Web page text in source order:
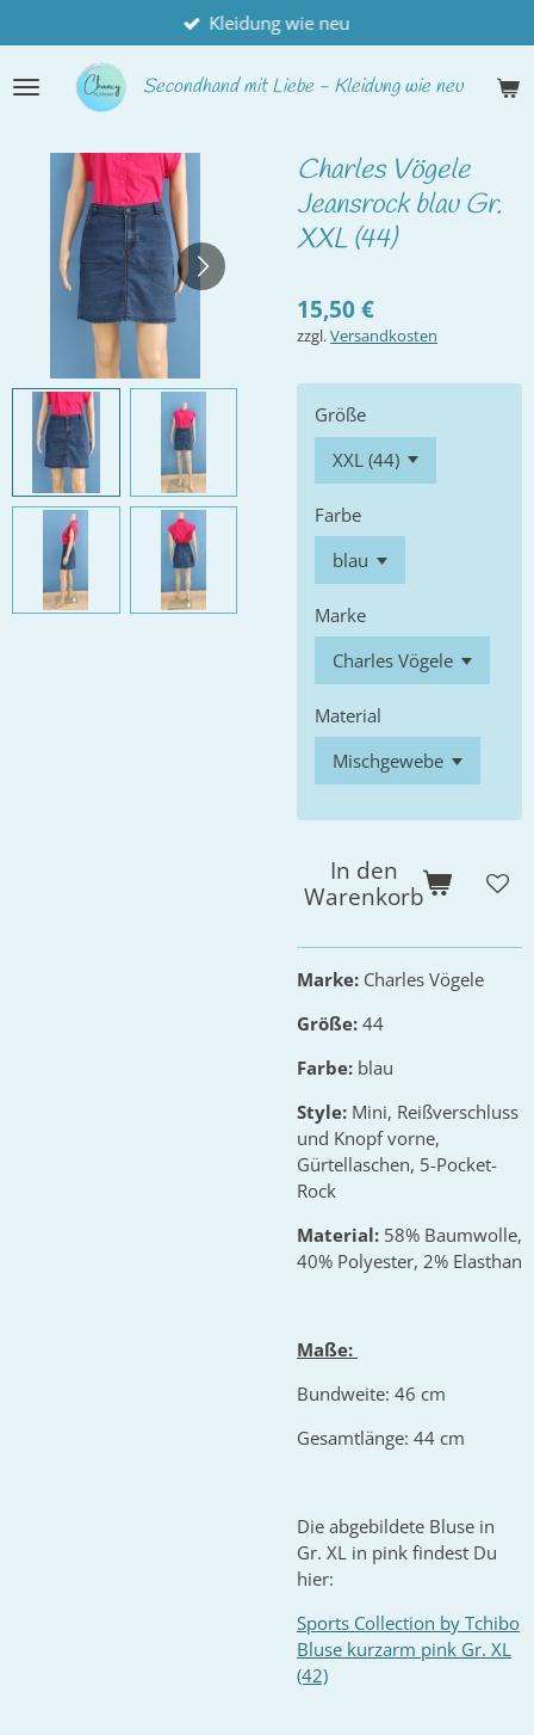
Hauptinhalt
springen
Secondhandmit Liebe - Kleidung wie neu
Kleidung wie neu
Charles Vögele
Jeansrock blau Gr.
XXL (44)
15,50 €
zzgl.Versandkosten
Größe
Farbe
Marke
Material
In den
Warenkorb
Marke: Charles Vögele
Größe: 44
Farbe: blau
Style: Mini, Reißverschluss
und Knopf vorne,
Gürtellaschen, 5-Pocket-
Rock
Material: 58% Baumwolle,
40% Polyester, 2% Elasthan
Maße:
Bundweite: 46 cm
Gesamtlänge: 44 cm
Die abgebildete Bluse in
Gr. XL in pink findest Du
hier:
Sports Collection by Tchibo
Bluse kurzarm pink Gr. XL
(42)